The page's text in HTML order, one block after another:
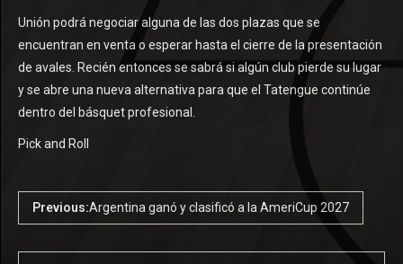
Unión podrá negociar alguna de las dos plazas que se
encuentran en venta o esperar hasta el cierre de la presentación
de avales. Recién entonces se sabrá si algún club pierde su lugar
y se abre una nueva alternativa para que el Tatengue continúe
dentro del básquet profesional.
Pick and Roll
Previous:Argentina ganó y clasificó a la AmeriCup 2027